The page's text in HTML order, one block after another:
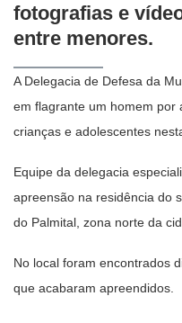
fotografias e
entre menores.
A Delegacia de Defesa da
em flagrante um homem por
crianças e adolescentes
Equipe da delegacia
apreensão na residência do
do Palmital, zona norte da
No local foram encontrados
que acabaram apreendidos.